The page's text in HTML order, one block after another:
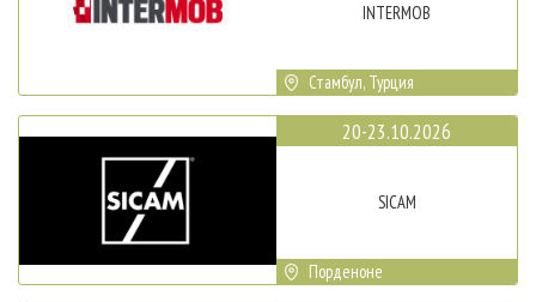
INTERMOB
Стамбул, Турция
20-23.10.2026
SICAM
Порденоне